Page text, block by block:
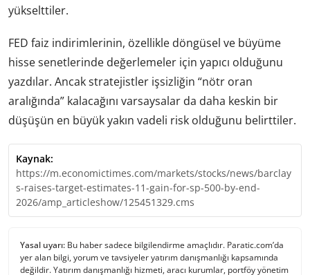
yükselttiler.
FED faiz indirimlerinin, özellikle döngüsel ve büyüme
hisse senetlerinde değerlemeler için yapıcı olduğunu
yazdılar. Ancak stratejistler işsizliğin “nötr oran
aralığında” kalacağını varsaysalar da daha keskin bir
düşüşün en büyük yakın vadeli risk olduğunu belirttiler.
Kaynak:
https://m.economictimes.com/markets/stocks/news/barclay
s-raises-target-estimates-11-gain-for-sp-500-by-end-
2026/amp_articleshow/125451329.cms
Yasal uyarı: Bu haber sadece bilgilendirme amaçlıdır. Paratic.com’da
yer alan bilgi, yorum ve tavsiyeler yatırım danışmanlığı kapsamında
değildir. Yatırım danışmanlığı hizmeti, aracı kurumlar, portföy yönetim